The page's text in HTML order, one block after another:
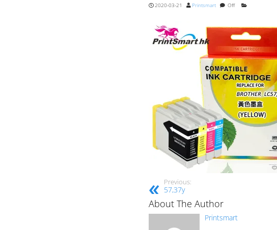
2020-03-21 Printsmart Off
Previous:
57,37y
About The Author
Printsmart